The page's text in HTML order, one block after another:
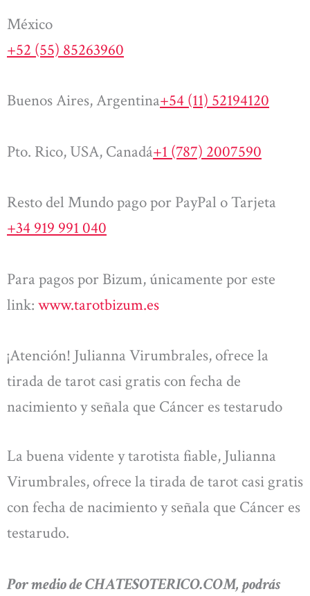
México
+52 (55) 85263960
Buenos Aires, Argentina+54 (11) 52194120
Pto. Rico, USA, Canadá+1 (787) 2007590
Resto del Mundo pago por PayPal o Tarjeta
+34 919 991 040
Para pagos por Bizum, únicamente por este
link: www.tarotbizum.es
¡Atención! Julianna Virumbrales, ofrece la
tirada de tarot casi gratis con fecha de
nacimiento y señala que Cáncer es testarudo
La buena vidente y tarotista fiable, Julianna
Virumbrales, ofrece la tirada de tarot casi gratis
con fecha de nacimiento y señala que Cáncer es
testarudo.
Por medio de CHATESOTERICO.COM, podrás